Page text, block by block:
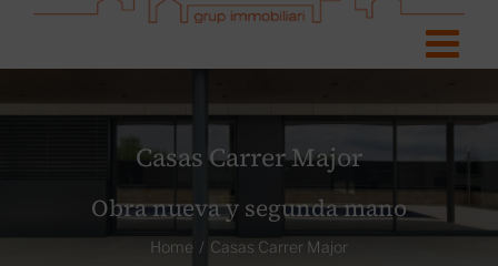
Casas Carrer Major
Obra nueva y segunda mano
Home Casas Carrer Major